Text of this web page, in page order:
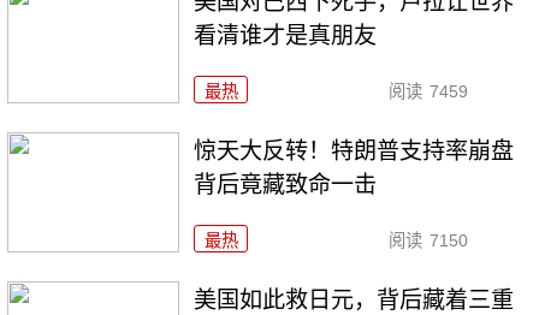
看清谁才是真朋友
最热 阅读 7459
惊天大反转！特朗普支持率崩盘
背后竟藏致命一击
最热 阅读 7150
美国如此救日元，背后藏着三重